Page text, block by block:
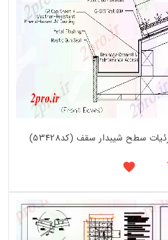
سطح شیبدار سقف (کد53428)